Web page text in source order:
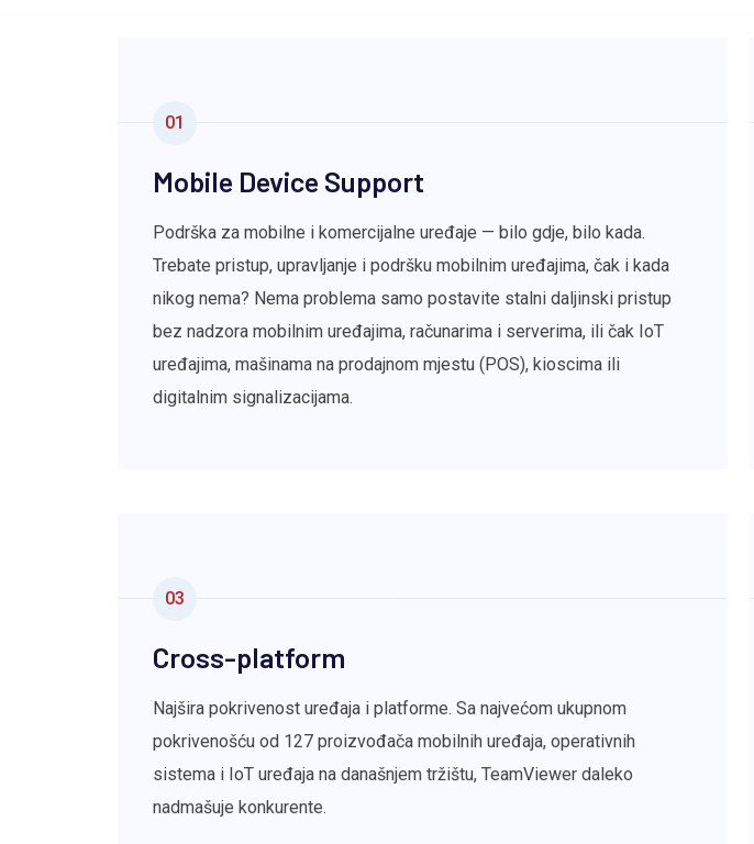
01
Mobile Device Support
Podrška za mobilne i komercijalne uređaje — bilo gdje, bilo kada.
Trebate pristup, upravljanje i podršku mobilnim uređajima, čak i kada
nikog nema? Nema problema samo postavite stalni daljinski pristup
bez nadzora mobilnim uređajima, računarima i serverima, ili čak IoT
uređajima, mašinama na prodajnom mjestu (POS), kioscima ili
digitalnim signalizacijama.
03
Cross-platform
Najšira pokrivenost uređaja i platforme. Sa najvećom ukupnom
pokrivenošću od 127 proizvođača mobilnih uređaja, operativnih
sistema i IoT uređaja na današnjem tržištu, TeamViewer daleko
nadmašuje konkurente.